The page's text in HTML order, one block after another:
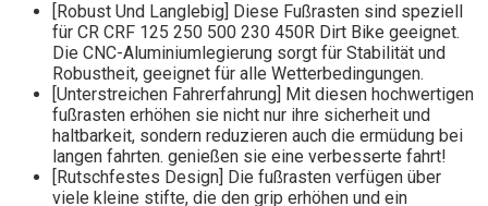
[Robust Und Langlebig] Diese Fußrasten sind speziell
für CR CRF 125 250 500 230 450R Dirt Bike geeignet.
Die CNC-Aluminiumlegierung sorgt für Stabilität und
Robustheit, geeignet für alle Wetterbedingungen.
[Unterstreichen Fahrerfahrung] Mit diesen hochwertigen
fußrasten erhöhen sie nicht nur ihre sicherheit und
haltbarkeit, sondern reduzieren auch die ermüdung bei
langen fahrten. genießen sie eine verbesserte fahrt!
[Rutschfestes Design] Die fußrasten verfügen über
viele kleine stifte, die den grip erhöhen und ein